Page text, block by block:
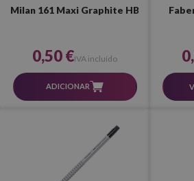
Milan 161 Maxi Graphite HB
0,50 €IVA incluído
ADICIONAR